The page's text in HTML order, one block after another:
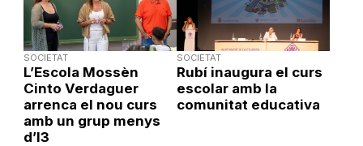
SOCIETAT
L’Escola Mossèn
Cinto Verdaguer
arrenca el nou curs
amb un grup menys
d’I3
SOCIETAT
Rubí inaugura el curs
escolar amb la
comunitat educativa